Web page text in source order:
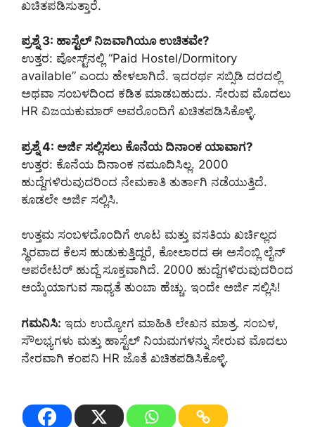
ಖಚಿತಪಡಿಸುತ್ತಾರೆ.
ಪ್ರಶ್ನೆ 3: ಹಾಸ್ಟೆಲ್ ನಿಜವಾಗಿಯೂ ಉಚಿತವೇ?
ಉತ್ತರ: ಪೋಸ್ಟ್‌ನಲ್ಲಿ “Paid Hostel/Dormitory
available” ಎಂದು ಹೇಳಲಾಗಿದೆ. ಇದರರ್ಥ ಸಬ್ಸಿಡಿ ದರದಲ್ಲಿ
ಅಥವಾ ಸಂಬಳದಿಂದ ಕಡಿತ ಮಾಡಬಹುದು. ಸೇರುವ ಮೊದಲು
HR ವಿಜಯಕುಮಾರ್ ಅವರೊಂದಿಗೆ ಖಚಿತಪಡಿಸಿಕೊಳ್ಳಿ.
ಪ್ರಶ್ನೆ 4: ಅರ್ಜಿ ಸಲ್ಲಿಸಲು ಕೊನೆಯ ದಿನಾಂಕ ಯಾವಾಗ?
ಉತ್ತರ: ಕೊನೆಯ ದಿನಾಂಕ ನಮೂದಿಸಿಲ್ಲ. 2000
ಹುದ್ದೆಗಳಿರುವುದರಿಂದ ನೇಮಕಾತಿ ತುರ್ತಾಗಿ ನಡೆಯುತ್ತಿದೆ.
ಕೂಡಲೇ ಅರ್ಜಿ ಸಲ್ಲಿಸಿ.
ಉತ್ತಮ ಸಂಬಳದೊಂದಿಗೆ ಊಟ ಮತ್ತು ವಸತಿಯ ಖರ್ಚಿಲ್ಲದ
ಸ್ಥಿರವಾದ ಕೆಲಸ ಹುಡುಕುತ್ತಿದ್ದರೆ, ಕೋಲಾರದ ಈ ಅಸೆಂಬ್ಲಿ ಲೈನ್
ಆಪರೇಟರ್ ಹುದ್ದೆ ಸೂಕ್ತವಾಗಿದೆ. 2000 ಹುದ್ದೆಗಳಿರುವುದರಿಂದ
ಆಯ್ಕೆಯಾಗುವ ಸಾಧ್ಯತೆ ತುಂಬಾ ಹೆಚ್ಚು. ಇಂದೇ ಅರ್ಜಿ ಸಲ್ಲಿಸಿ!
ಗಮನಿಸಿ: ಇದು ಉದ್ಯೋಗ ಮಾಹಿತಿ ಲೇಖನ ಮಾತ್ರ. ಸಂಬಳ,
ಸೌಲಭ್ಯಗಳು ಮತ್ತು ಹಾಸ್ಟೆಲ್ ನಿಯಮಗಳನ್ನು ಸೇರುವ ಮೊದಲು
ನೇರವಾಗಿ ಕಂಪನಿ HR ಜೊತೆ ಖಚಿತಪಡಿಸಿಕೊಳ್ಳಿ.